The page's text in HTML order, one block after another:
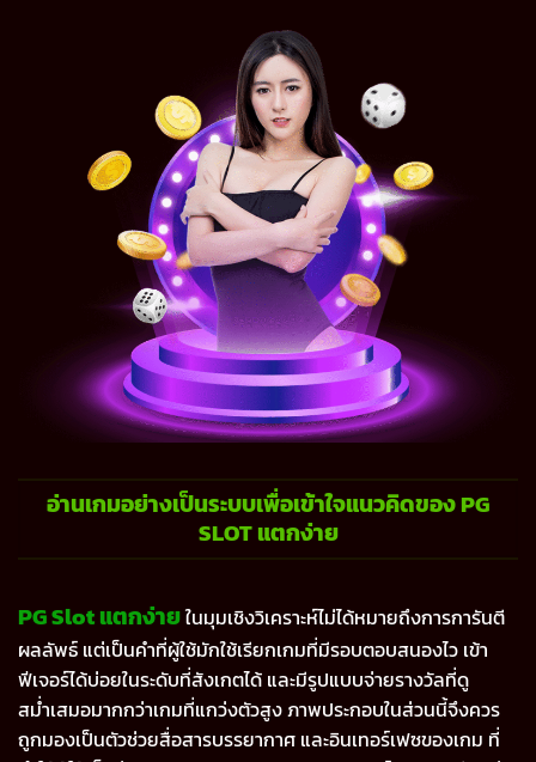
อ่านเกมอย่างเป็นระบบเพื่อเข้าใจแนวคิดของ PG
SLOT แตกง่าย
PG Slot แตกง่ายในมุมเชิงวิเคราะห์ไม่ได้หมายถึงการการันตี
ผลลัพธ์ แต่เป็นคำที่ผู้ใช้มักใช้เรียกเกมที่มีรอบตอบสนองไว เข้า
ฟีเจอร์ได้บ่อยในระดับที่สังเกตได้ และมีรูปแบบจ่ายรางวัลที่ดู
สม่ำเสมอมากกว่าเกมที่แกว่งตัวสูง ภาพประกอบในส่วนนี้จึงควร
ถูกมองเป็นตัวช่วยสื่อสารบรรยากาศ และอินเทอร์เฟซของเกม ที่